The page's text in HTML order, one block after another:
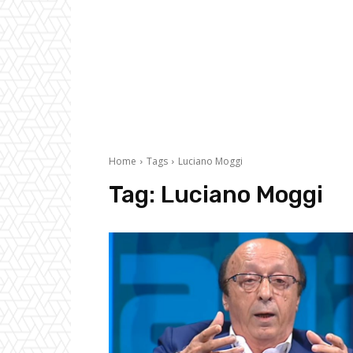
Home Tags Luciano Moggi
Tag: Luciano Moggi